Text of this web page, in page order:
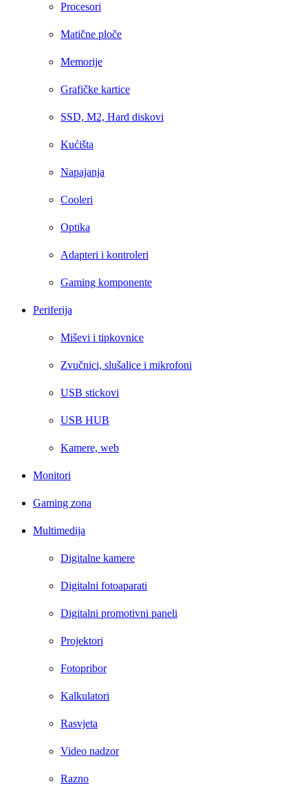
Procesori
Matične ploče
Memorije
Grafičke kartice
SSD, M2, Hard diskovi
Kućišta
Napajanja
Cooleri
Optika
Adapteri i kontroleri
Gaming komponente
Periferija
Miševi i tipkovnice
Zvučnici, slušalice i mikrofoni
USB stickovi
USB HUB
Kamere, web
Monitori
Gaming zona
Multimedija
Digitalne kamere
Digitalni fotoaparati
Digitalni promotivni paneli
Projektori
Fotopribor
Kalkulatori
Rasvjeta
Video nadzor
Razno